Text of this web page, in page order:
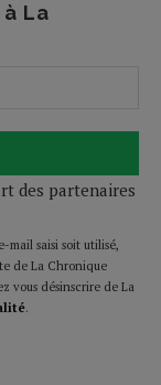
La
des partenaires
mail saisi soit utilisé,
de La Chronique
vous désinscrire de La
.